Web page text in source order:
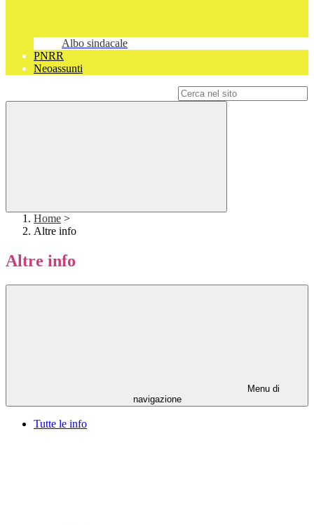
Albo sindacale
PNRR
Neoassunti
Home >
Altre info
Altre info
Menu di
navigazione
Tutte le info